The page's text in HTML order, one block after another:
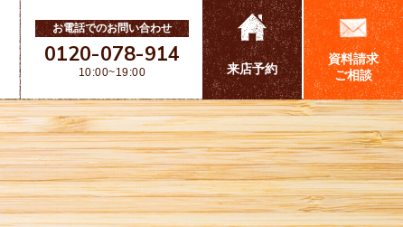
お電話でのお問い合わせ
0120-078-914
10:00~19:00 来店予約
資料請求
ご相談